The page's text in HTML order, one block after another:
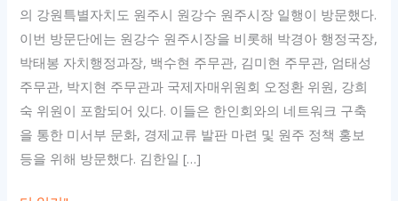
의 강원특별자치도 원주시 원강수 원주시장 일행이 방문했다.
이번 방문단에는 원강수 원주시장을 비롯해 박경아 행정국장,
박태봉 자치행정과장, 백수현 주무관, 김미현 주무관, 엄태성
주무관, 박지현 주무관과 국제자매위원회 오정환 위원, 강희
숙 위원이 포함되어 있다. 이들은 한인회와의 네트워크 구축
을 통한 미서부 문화, 경제교류 발판 마련 및 원주 정책 홍보
등을 위해 방문했다. 김한일 […]